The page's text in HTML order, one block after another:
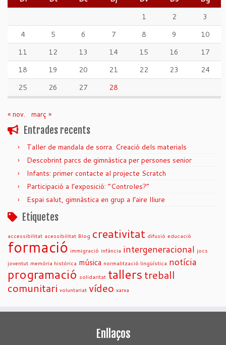
1
2
3
4
5 6 7 8 9
10
11
12 13 14 15 16
17
18
19 20 21 22 23
24
25
26 27 28
« nov. març »
Entrades recents
Taller de mandala de sorra. Creació dels materials
Descobrint parcs de gimnàstica per persones senior
Infants: primer contacte al projecte Scratch
Participació a l’exposició: “Controles?”
Espai salut, gimnàstica en grup a l’aire lliure
Etiquetes
accessibilitat acessibilitat Blog creativitat difusió educació
formació immigració infància intergeneracional jocs
joventut memòria històrica música normalització lingüística notícia
programació solidaritat tallers treball
comunitari voluntariat vídeo xarxa
Enllaços